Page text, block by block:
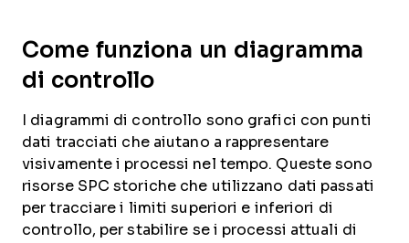
Come funziona un diagramma
di controllo
I diagrammi di controllo sono grafici con punti
dati tracciati che aiutano a rappresentare
visivamente i processi nel tempo. Queste sono
risorse SPC storiche che utilizzano dati passati
per tracciare i limiti superiori e inferiori di
controllo, per stabilire se i processi attuali di